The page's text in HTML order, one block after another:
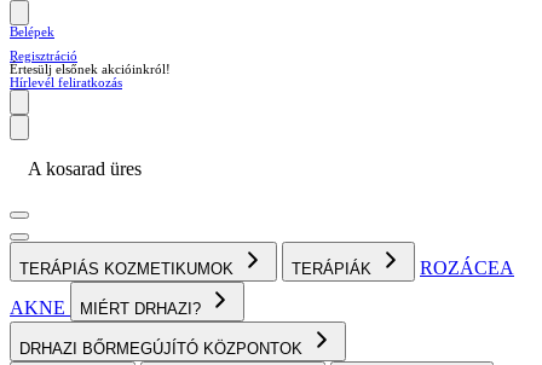
Belépek
Regisztráció
Értesülj elsőnek akcióinkról!
Hírlevél feliratkozás
A kosarad üres
TERÁPIÁS KOZMETIKUMOK TERÁPIÁK
ROZÁCEA
AKNE
MIÉRT DRHAZI?
DRHAZI BŐRMEGÚJÍTÓ KÖZPONTOK